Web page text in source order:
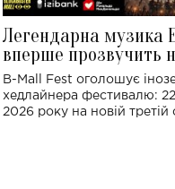
Легендарна музика
вперше прозвучить
Україні: де
B-Mall Fest оголошує
хедлайнера фестивалю:
2026 року на новій третій